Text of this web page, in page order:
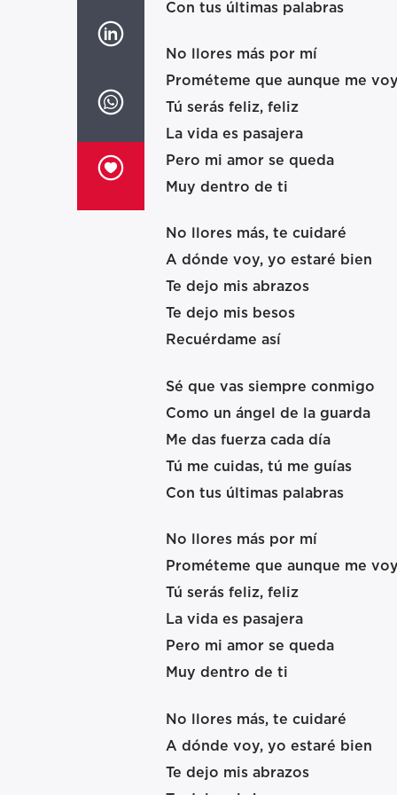
Con tus últimas palabras
No llores más por mí
Prométeme que aunque me
Tú serás feliz, feliz
La vida es pasajera
Pero mi amor se queda
Muy dentro de ti
No llores más, te cuidaré
A dónde voy, yo estaré bien
Te dejo mis abrazos
Te dejo mis besos
Recuérdame así
Sé que vas siempre conmigo
Como un ángel de la guarda
Me das fuerza cada día
Tú me cuidas, tú me guías
Con tus últimas palabras
No llores más por mí
Prométeme que aunque me
Tú serás feliz, feliz
La vida es pasajera
Pero mi amor se queda
Muy dentro de ti
No llores más, te cuidaré
A dónde voy, yo estaré bien
Te dejo mis abrazos